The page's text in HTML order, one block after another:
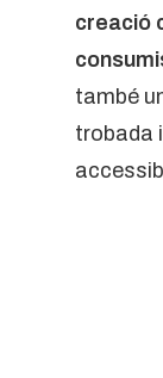
creació
també
trobada